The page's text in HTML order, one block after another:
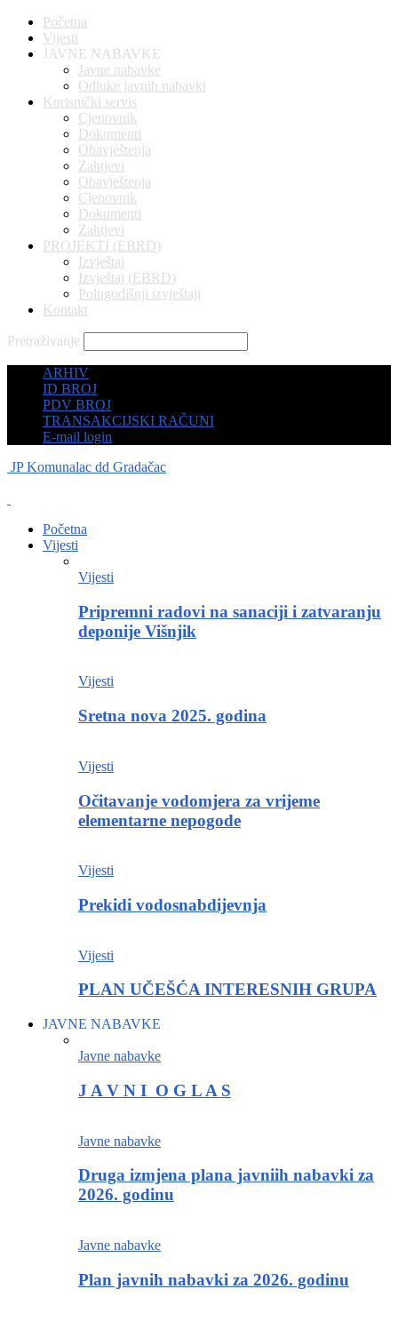
Početna
Vijesti
JAVNE NABAVKE
Javne nabavke
Odluke javnih nabavki
Korisnički servis
Cjenovnik
Dokumenti
Obavještenja
Zahtjevi
Obavještenja
Cjenovnik
Dokumenti
Zahtjevi
PROJEKTI (EBRD)
Izvještaj
Izvještaj (EBRD)
Polugodišnji izvještaji
Kontakt
Pretraživanje
ARHIV
ID BROJ
PDV BROJ
TRANSAKCIJSKI RAČUNI
E-mail login
JP Komunalac dd Gradačac
Početna
Vijesti
Vijesti
Pripremni radovi na sanaciji i zatvaranju
deponije Višnjik
Vijesti
Sretna nova 2025. godina
Vijesti
Očitavanje vodomjera za vrijeme
elementarne nepogode
Vijesti
Prekidi vodosnabdijevnja
Vijesti
PLAN UČEŠĆA INTERESNIH GRUPA
JAVNE NABAVKE
Javne nabavke
J A V N I O G L A S
Javne nabavke
Druga izmjena plana javniih nabavki za
2026. godinu
Javne nabavke
Plan javnih nabavki za 2026. godinu